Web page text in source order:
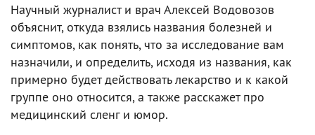
Научный журналист и врач Алексей Водовозов
объяснит, откуда взялись названия болезней и
симптомов, как понять, что за исследование вам
назначили, и определить, исходя из названия, как
примерно будет действовать лекарство и к какой
группе оно относится, а также расскажет про
медицинский сленг и юмор.